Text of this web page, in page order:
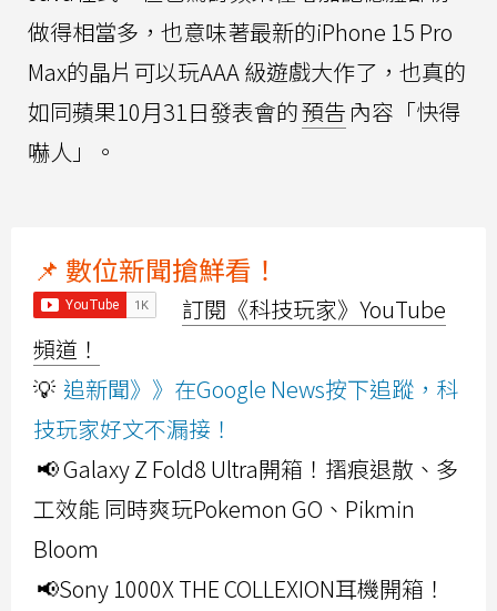
做得相當多，也意味著最新的iPhone 15 Pro
Max的晶片可以玩AAA 級遊戲大作了，也真的
如同蘋果10月31日發表會的預告 內容「快得
嚇人」。
📌 數位新聞搶鮮看！
訂閱《科技玩家》YouTube
頻道！
💡 追新聞》》在Google News按下追蹤，科
技玩家好文不漏接！
📢 Galaxy Z Fold8 Ultra開箱！摺痕退散、多
工效能 同時爽玩Pokemon GO、Pikmin
Bloom
📢Sony 1000X THE COLLEXION耳機開箱！